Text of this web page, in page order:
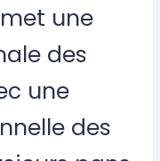
une
des
une
des